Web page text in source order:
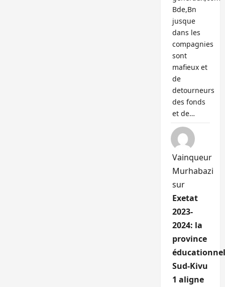
Bde,Bn
jusque
dans les
compagnies
sont
mafieux et
de
detourneurs
des fonds
et de…
Vainqueur
Murhabazi
sur
Exetat
2023-
2024: la
province
Sud-Kivu
1 aligne